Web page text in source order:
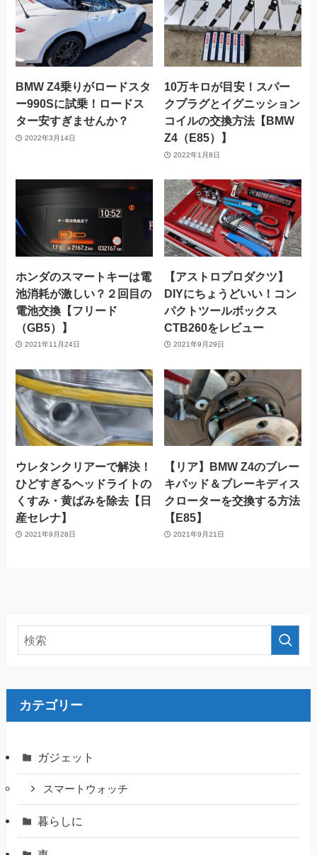
BMW Z4乗りがロードスタ
ー990Sに試乗！ロードス
ター安すぎませんか？
2022年3月14日
10万キロが目安！スパー
クプラグとイグニッション
コイルの交換方法【BMW
Z4（E85）】
2022年1月8日
ホンダのスマートキーは電
池消耗が激しい？２回目の
電池交換【フリード
（GB5）】
2021年11月24日
【アストロプロダクツ】
DIYにちょうどいい！コン
パクトツールボックス
CTB260をレビュー
2021年9月29日
ウレタンクリアーで解決！
ひどすぎるヘッドライトの
くすみ・黄ばみを除去【日
産セレナ】
2021年9月28日
【リア】BMW Z4のブレー
キパッド＆ブレーキディス
クローターを交換する方法
【E85】
2021年9月21日
カテゴリー
ガジェット
スマートウォッチ
暮らしに